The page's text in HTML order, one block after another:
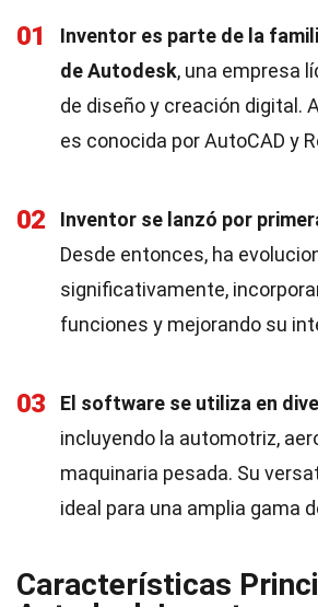
01
Inventor es parte de la
de Autodesk, una empresa
de diseño y creación digital.
es conocida por AutoCAD y
02 Inventor se lanzó por
Desde entonces, ha
significativamente,
funciones y mejorando su
03 El software se utiliza en
incluyendo la automotriz,
maquinaria pesada. Su
ideal para una amplia gama
Características